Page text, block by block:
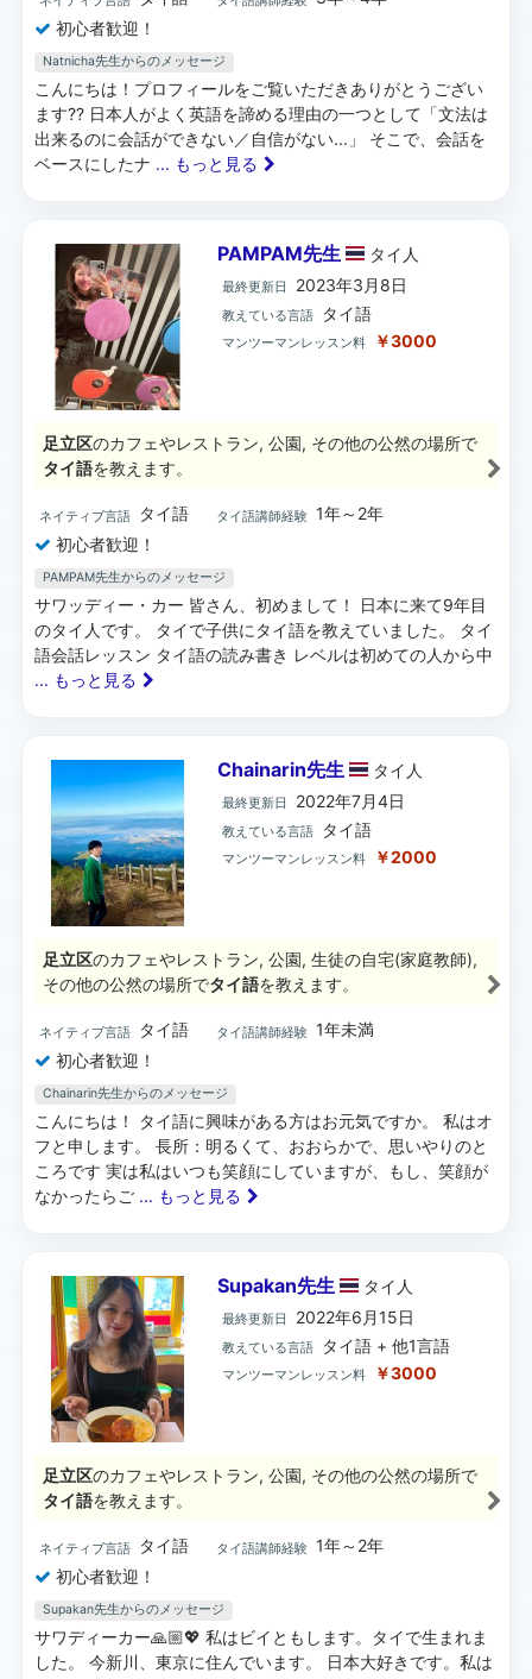
初心者歓迎！
Natnicha先生からのメッセージ
こんにちは！プロフィールをご覧いただきありがとうござい
ます?? 日本人がよく英語を諦める理由の一つとして「文法は
出来るのに会話ができない／自信がない...」 そこで、会話を
ベースにしたナ ... もっと見る
PAMPAM先生 タイ 人
最終更新日 2023年3月8日
教えている言語 タイ語
マンツーマンレッスン料 ￥3000
足立区のカフェやレストラン, 公園, その他の公然の場所で
タイ語を教えます。
ネイティブ言語 タイ語 タイ語講師経験 1年～2年
初心者歓迎！
PAMPAM先生からのメッセージ
サワッディー・カー 皆さん、初めまして！ 日本に来て9年目
のタイ人です。 タイで子供にタイ語を教えていました。 タイ
語会話レッスン タイ語の読み書き レベルは初めての人から中
... もっと見る
Chainarin先生 タイ 人
最終更新日 2022年7月4日
教えている言語 タイ語
マンツーマンレッスン料 ￥2000
足立区のカフェやレストラン, 公園, 生徒の自宅(家庭教師),
その他の公然の場所でタイ語を教えます。
ネイティブ言語 タイ語 タイ語講師経験 1年未満
初心者歓迎！
Chainarin先生からのメッセージ
こんにちは！ タイ語に興味がある方はお元気ですか。 私はオ
フと申します。 長所：明るくて、おおらかで、思いやりのと
ころです 実は私はいつも笑顔にしていますが、もし、笑顔が
なかったらご ... もっと見る
Supakan先生 タイ 人
最終更新日 2022年6月15日
教えている言語 タイ語 + 他1言語
マンツーマンレッスン料 ￥3000
足立区のカフェやレストラン, 公園, その他の公然の場所で
タイ語を教えます。
ネイティブ言語 タイ語 タイ語講師経験 1年～2年
初心者歓迎！
Supakan先生からのメッセージ
サワディーカー🙏🏼💖 私はビイともします。タイで生まれま
した。 今新川、東京に住んでいます。 日本大好きです。私は